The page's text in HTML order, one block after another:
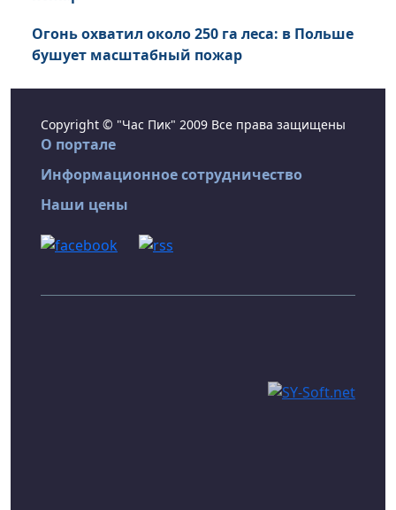
Огонь охватил около 250 га леса: в Польше
бушует масштабный пожар
Copyright © "Час Пик" 2009 Все права защищены
О портале
Информационное сотрудничество
Наши цены